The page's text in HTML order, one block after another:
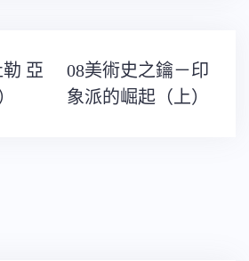
亞
08美術史之鑰－印
象派的崛起（上）